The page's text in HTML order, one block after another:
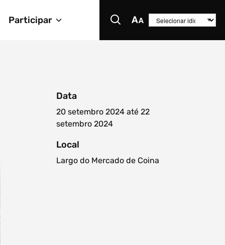
Participar
Data
20 setembro 2024 até 22
setembro 2024
Local
Largo do Mercado de Coina